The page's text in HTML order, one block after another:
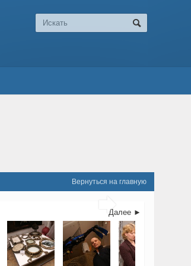
Вернуться на главную

Далее ►